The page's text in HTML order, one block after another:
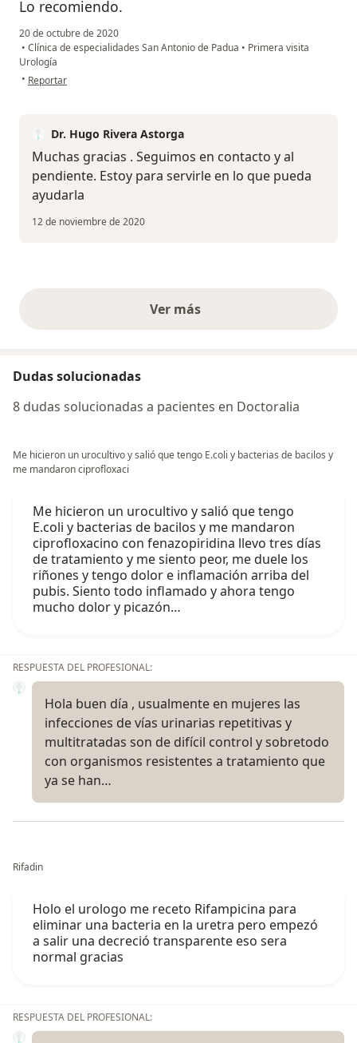
Lo recomiendo.
20 de octubre de 2020
• Clínica de especialidades San Antonio de Padua • Primera visita
Urología
• en opinión del usuario Tere M.
Reportar
Dr. Hugo Rivera Astorga
Muchas gracias . Seguimos en contacto y al
pendiente. Estoy para servirle en lo que pueda
ayudarla
12 de noviembre de 2020
Ver másopiniones anteriores
Dudas solucionadas
8 dudas solucionadas a pacientes en Doctoralia
Me hicieron un urocultivo y salió que tengo E.coli y bacterias de bacilos y
me mandaron ciprofloxaci
Me hicieron un urocultivo y salió que tengo
E.coli y bacterias de bacilos y me mandaron
ciprofloxacino con fenazopiridina llevo tres días
de tratamiento y me siento peor, me duele los
riñones y tengo dolor e inflamación arriba del
pubis. Siento todo inflamado y ahora tengo
mucho dolor y picazón…
RESPUESTA DEL PROFESIONAL:
Hola buen día , usualmente en mujeres las
infecciones de vías urinarias repetitivas y
multitratadas son de difícil control y sobretodo
con organismos resistentes a tratamiento que
ya se han…
Rifadin
Holo el urologo me receto Rifampicina para
eliminar una bacteria en la uretra pero empezó
a salir una decreció transparente eso sera
normal gracias
RESPUESTA DEL PROFESIONAL: